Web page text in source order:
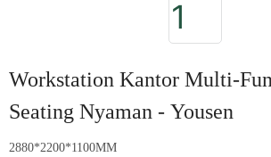
Workstation Kantor Multi-
Seating Nyaman - Yousen
2880*2200*1100MM